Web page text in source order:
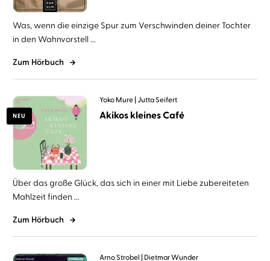
Was, wenn die einzige Spur zum Verschwinden deiner Tochter
in den Wahnvorstell ...
Zum Hörbuch
NEU
Yoko Mure Jutta Seifert
Akikos kleines Café
Über das große Glück, das sich in einer mit Liebe zubereiteten
Mahlzeit finden ...
Zum Hörbuch
Arno Strobel Dietmar Wunder